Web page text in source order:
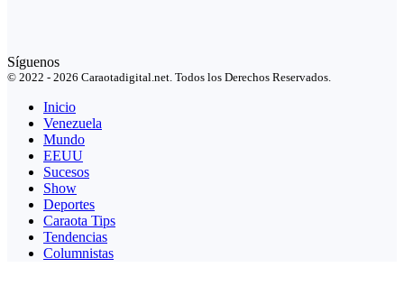
Síguenos
© 2022 - 2026 Caraotadigital.net. Todos los Derechos Reservados.
Inicio
Venezuela
Mundo
EEUU
Sucesos
Show
Deportes
Caraota Tips
Tendencias
Columnistas